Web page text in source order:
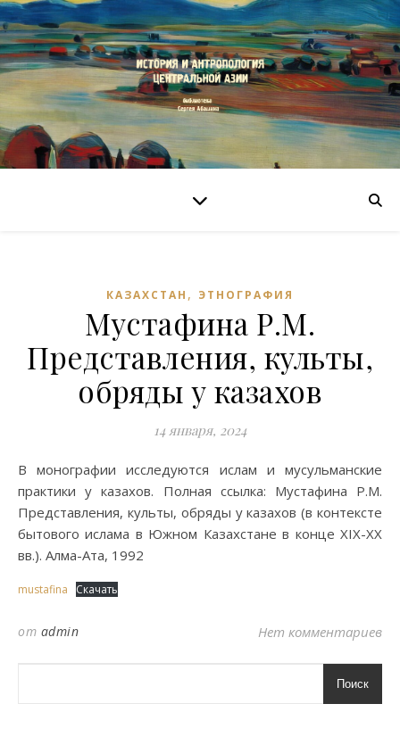
КАЗАХСТАН , ЭТНОГРАФИЯ
Мустафина Р.М.
Представления, культы,
обряды у казахов
14 января, 2024
В монографии исследуются ислам и мусульманские
практики у казахов. Полная ссылка: Мустафина Р.М.
Представления, культы, обряды у казахов (в контексте
бытового ислама в Южном Казахстане в конце XIX-XX
вв.). Алма-Ата, 1992
mustafina Скачать
от admin Нет комментариев
Поиск